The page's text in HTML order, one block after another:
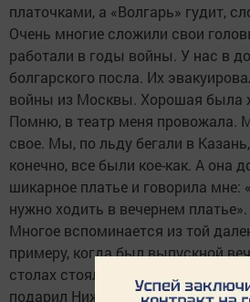
платочками, а «Волгарь» гудит,
Очень многие сложили свои
работали в годы вой­ны. У нас в
болгарского посла. Их
войны из Москвы. Хорошая была
Помню, в театр меня провожала.
свое. Мы, по льду бегали в
конечно, все были кое-как. А она
шикарное платье и говорила мне:
нужно ходить в вечернем платье».
Многое вспоминается из той
примеру, когда был выпускной
столах стояли ситро, квашеная
подарил Нижнеуслонский